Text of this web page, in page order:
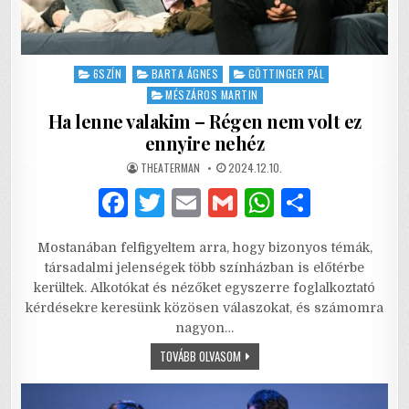
Posted
6SZÍN BARTA ÁGNES
GÖTTINGER PÁL
MÉSZÁROS MARTIN
Ha lenne valakim – Régen nem volt ez
ennyire nehéz
AUTHOR:
THEATERMAN PUBLISHED
DATE:
2024.12.10.
F
c
e
b
o
T
it
te
r
E
ai
l
G
ai
l
W
at
s
A
p
ar
e
Mostanában felfigyeltem arra, hogy bizonyos témák,
társadalmi jelenségek több színházban is előtérbe
kerültek. Alkotókat és nézőket egyszerre foglalkoztató
kérdésekre keresünk közösen válaszokat, és számomra
nagyon…
TOVÁBB OLVASOMHA
LENNE
VALAKIM
RÉGEN